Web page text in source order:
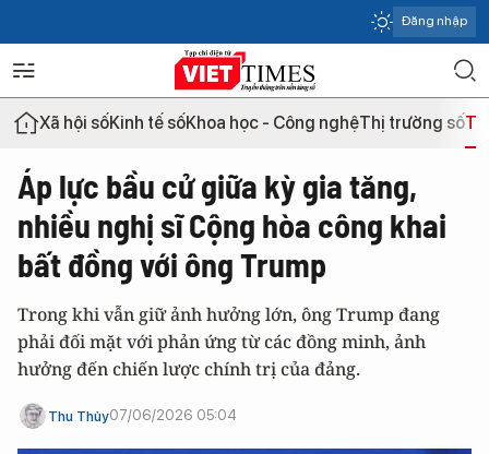
Đăng nhập
Xã hội sốKinh tế sốKhoa học - Công nghệThị trường số
Áp lực bầu cử giữa kỳ gia tăng,
nhiều nghị sĩ Cộng hòa công khai
bất đồng với ông Trump
Trong khi vẫn giữ ảnh hưởng lớn, ông Trump đang
phải đối mặt với phản ứng từ các đồng minh, ảnh
hưởng đến chiến lược chính trị của đảng.
Thu Thủy07/06/2026 05:04